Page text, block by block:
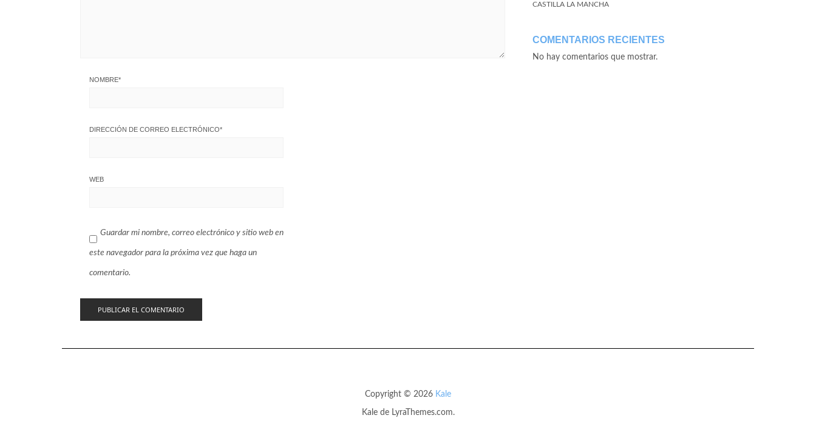
NOMBRE*
DIRECCIÓN DE CORREO ELECTRÓNICO*
WEB
Guardar mi nombre, correo electrónico y sitio web en
este navegador para la próxima vez que haga un
comentario.
CASTILLA LA MANCHA
COMENTARIOS RECIENTES
No hay comentarios que mostrar.
Copyright © 2026 Kale
Kalede LyraThemes.com.